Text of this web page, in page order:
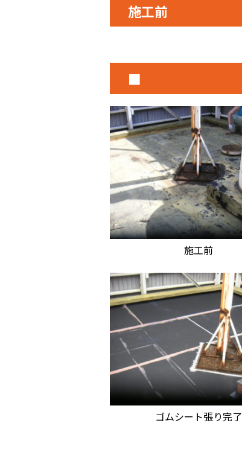
施工前
■
施工前
ゴムシート張り完了